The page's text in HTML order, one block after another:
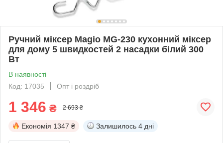
Ручний міксер Magio MG-230 кухонний міксер
для дому 5 швидкостей 2 насадки білий 300
Вт
В наявності
Код: 17035
Опт і роздріб
1 346 ₴ 2 693 ₴
Економія 1347 ₴ Залишилось 4 дні